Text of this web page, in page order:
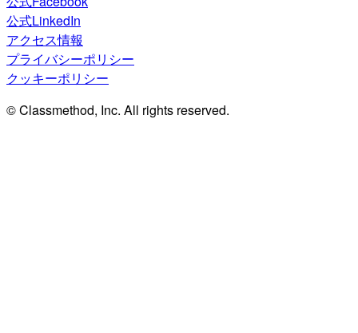
公式LinkedIn
アクセス情報
プライバシーポリシー
クッキーポリシー
© Classmethod, Inc. All rights reserved.